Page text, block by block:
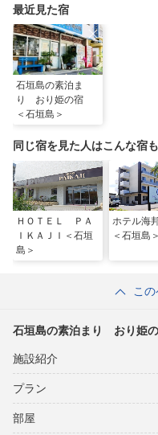
最近見た宿
石垣島の素泊ま
り おり姫の宿
＜石垣島＞
同じ宿を見た人はこんな宿
ＨＯＴＥＬ ＰＡ
ＩＫＡＪＩ＜石垣
島＞
ホテル海
＜石垣島＞
こ
石垣島の素泊まり おり姫
施設紹介
プラン
部屋